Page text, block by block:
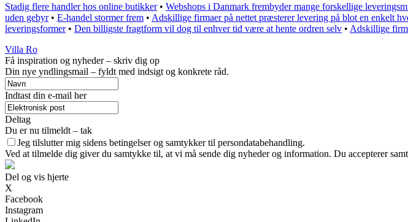
Stadig flere handler hos online butikker• Webshops i Danmark frembyder mange forskellige
uden gebyr• E-handel stormer frem • Adskillige firmaer på nettet præsterer levering på blot en enkelt
leveringsformer• Den billigste fragtform vil dog til enhver tid være at hente ordren selv • Adskillige
Villa Ro
Få inspiration og nyheder – skriv dig op
Din nye yndlingsmail – fyldt med indsigt og konkrete råd.
Indtast din e-mail her
Deltag
Du er nu tilmeldt – tak
Jeg tilslutter mig sidens betingelser og samtykker til persondatabehandling.
Ved at tilmelde dig giver du samtykke til, at vi må sende dig nyheder og information. Du accepterer
Del og vis hjerte
X
Facebook
Instagram